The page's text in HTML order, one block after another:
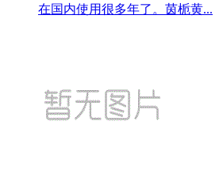
在国内使用很多年了。茵栀黄...